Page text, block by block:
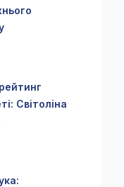
Світоліна